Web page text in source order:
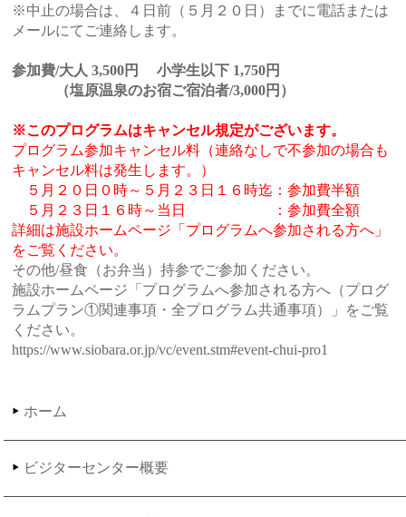
※中止の場合は、４日前（５月２０日）までに電話または
メールにてご連絡します。
参加費/大人 3,500円 小学生以下 1,750円
（塩原温泉のお宿ご宿泊者/3,000円）
※このプログラムはキャンセル規定がございます。
プログラム参加キャンセル料（連絡なしで不参加の場合も
キャンセル料は発生します。）
５月２０日０時～５月２３日１６時迄：参加費半額
５月２３日１６時～当日 ：参加費全額
詳細は施設ホームページ「プログラムへ参加される方へ」
をご覧ください。
その他/昼食（お弁当）持参でご参加ください。
施設ホームページ「プログラムへ参加される方へ（プログ
ラムプラン①関連事項・全プログラム共通事項）」をご覧
ください。
https://www.siobara.or.jp/vc/event.stm#event-chui-pro1
ホーム
ビジターセンター概要